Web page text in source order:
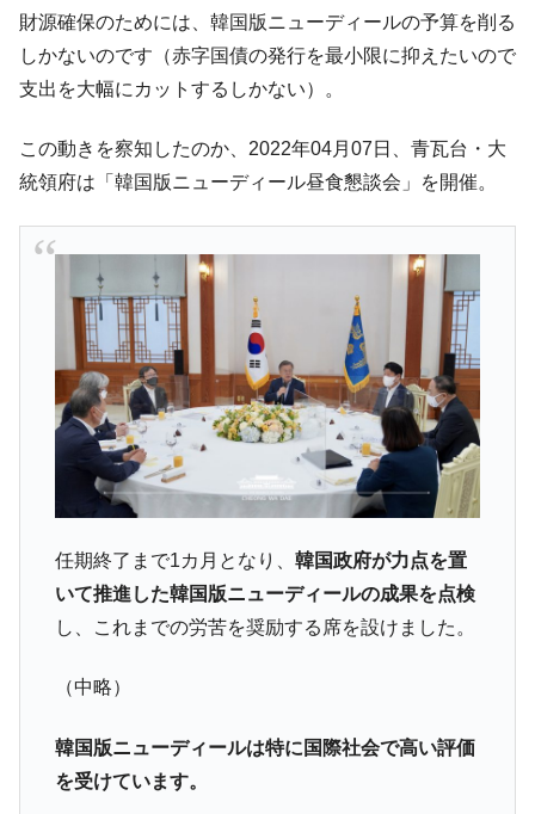
だ。
『Money1』
『韓国銀行』が「金の保有量を増やしま
す」⇒「金を経由するドル入手」手段ではないのか？
ル」まで拡大 ⇒ 海外資金の動きに強く左右される状態
『Money1』
韓国･帰ってきた李在明。李在明を支持しな
い「50.5％」に上昇
韓国大統領府ボンクラ政策室長が告発され
た ⇒ 国家が行った恐るべき株価操作であり、空前の国政壟
『Money1』
韓国･警察職員が「丸刈りになって抗議活
動」
『Money1』
中国だけが鉄鋼輸出を異常増加させる ⇒ 中
国の過剰生産が世界を蝕む。
『Money1』
韓国製造業「半導体絶好調」のウラで他業
種は全般的「不調」⇒ PSIが示す現況は決して良くない。
『Money1』
【米韓激突案件】韓国消費者院が『クーパ
ン』1人当たり賠償10万ウォンを認定 ⇒ 総額3兆7,000億
『Money1』 韓国で猛暑。南東部では干ばつ
「KDDX」1番艦、2032年竣工と公示
に韓国がいっちょがみしたのでは。
『Money1』
韓国政府『BYD』車への補助金を全廃 ⇒ 実
財源確保のためには、韓国版ニューディールの予算を削る
しかないのです（赤字国債の発行を最小限に抑えたいので
支出を大幅にカットするしかない）。
この動きを察知したのか、2022年04月07日、青瓦台・大
統領府は「韓国版ニューディール昼食懇談会」を開催。
任期終了まで1カ月となり、 韓国政府が力点を置
いて推進した韓国版ニューディールの成果を点検
し、これまでの労苦を奨励する席を設けました。
（中略）
韓国版ニューディールは特に国際社会で高い評価
を受けています。